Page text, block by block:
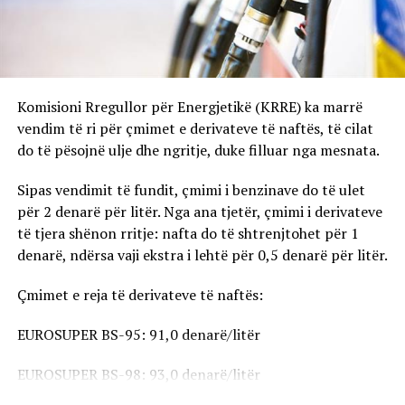
Komisioni Rregullor për Energjetikë (KRRE) ka marrë
vendim të ri për çmimet e derivateve të naftës, të cilat
do të pësojnë ulje dhe ngritje, duke filluar nga mesnata.
Sipas vendimit të fundit, çmimi i benzinave do të ulet
për 2 denarë për litër. Nga ana tjetër, çmimi i derivateve
të tjera shënon rritje: nafta do të shtrenjtohet për 1
denarë, ndërsa vaji ekstra i lehtë për 0,5 denarë për litër.
Çmimet e reja të derivateve të naftës:
EUROSUPER BS-95: 91,0 denarë/litër
EUROSUPER BS-98: 93,0 denarë/litër